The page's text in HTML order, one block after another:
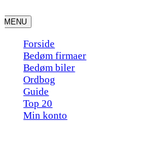
to
content
MENU
Forside
Bedøm firmaer
Bedøm biler
Ordbog
Guide
Top 20
Min konto